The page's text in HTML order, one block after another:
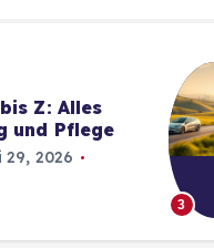
Z: Alles
und Pflege
29, 2026
3